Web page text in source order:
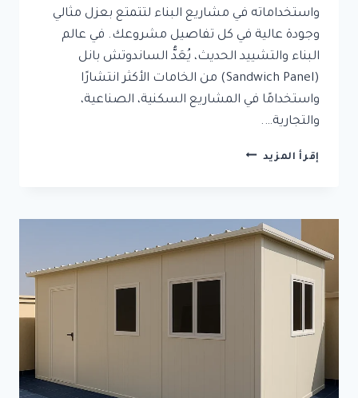
واستخداماته في مشاريع البناء لتتمتع بعزل مثالي
وجودة عالية في كل تفاصيل مشروعك. في عالم
البناء والتشييد الحديث، يُعَدُّ الساندوتش بانل
(Sandwich Panel) من الخامات الأكثر انتشارًا
واستخدامًا في المشاريع السكنية، الصناعية،
والتجارية….
إقرأ المزيد ما
؟
دليلك